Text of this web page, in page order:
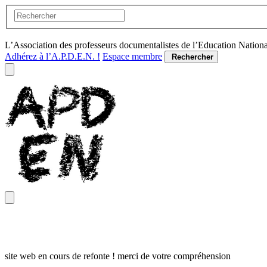
L’Association des professeurs documentalistes de l’Education
Adhérez à l’A.P.D.E.N. ! Espace membre Rechercher
site web en cours de refonte ! merci de votre compréhension